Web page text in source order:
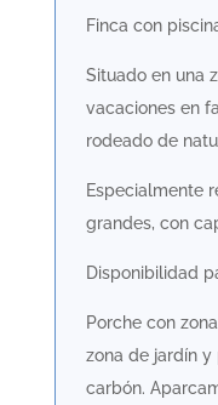
Finca con
Situado en una
vacaciones en
rodeado de
Especialmente
grandes, con
Disponibilidad
Porche con
zona de jardín
carbón.